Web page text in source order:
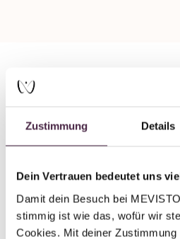
Zustimmung Details
Dein Vertrauen bedeutet uns
Damit dein Besuch bei
stimmig ist wie das, wofür wir
Cookies. Mit deiner
Humanbestattung
Thomas Cordes
Bismarckstr. 10
Deutschland